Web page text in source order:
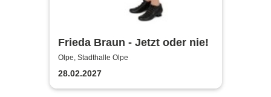
Frieda Braun - Jetzt oder nie!
Olpe, Stadthalle Olpe
28.02.2027